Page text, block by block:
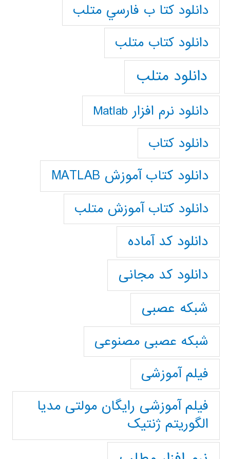
دانلود كتا ب فارسي متلب
دانلود كتاب متلب
دانلود متلب
دانلود نرم افزار Matlab
دانلود کتاب
دانلود کتاب آموزش MATLAB
دانلود کتاب آموزش متلب
دانلود کد آماده
دانلود کد مجانی
شبکه عصبی
شبکه عصبی مصنوعی
فیلم آموزشی
فیلم آموزشی رایگان مولتی مدیا
الگوریتم ژنتیک